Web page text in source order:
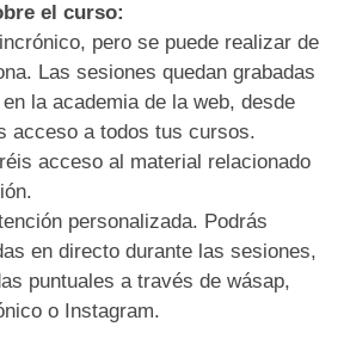
el curso:
pero se puede realizar de
. Las sesiones quedan grabadas
la academia de la web, desde
acceso a todos tus cursos.
acceso al material relacionado
personalizada. Podrás
en directo durante las sesiones,
puntuales a través de wásap,
o Instagram.